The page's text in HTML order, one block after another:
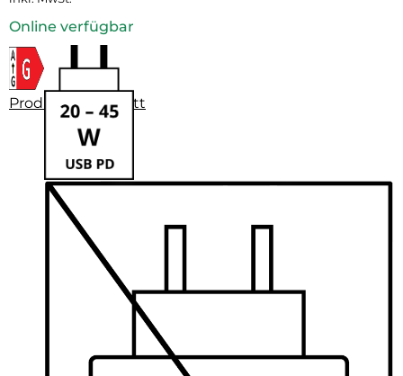
Online verfügbar
Produktdatenblatt